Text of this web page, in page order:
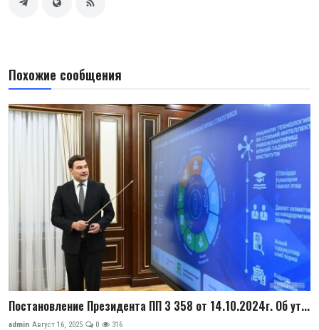
Похожие сообщения
Постановление Президента ПП 3 358 от 14.10.2024г. Об ут...
admin Август 16, 2025 0 316